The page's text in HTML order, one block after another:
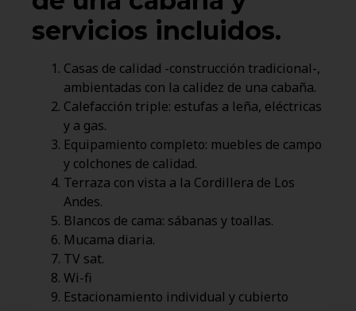
servicios incluidos.
Casas de calidad -construcción tradicional-,
ambientadas con la calidez de una cabaña.
Calefacción triple: estufas a leña, eléctricas
y a gas.
Equipamiento completo: muebles de campo
y colchones de calidad.
Terraza con vista a la Cordillera de Los
Andes.
Blancos de cama: sábanas y toallas.
Mucama diaria.
TV sat.
Wi-fi
Estacionamiento individual y cubierto